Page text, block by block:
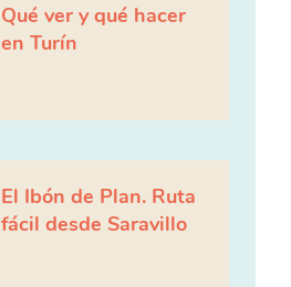
Qué ver y qué hacer
en Turín
El Ibón de Plan. Ruta
fácil desde Saravillo